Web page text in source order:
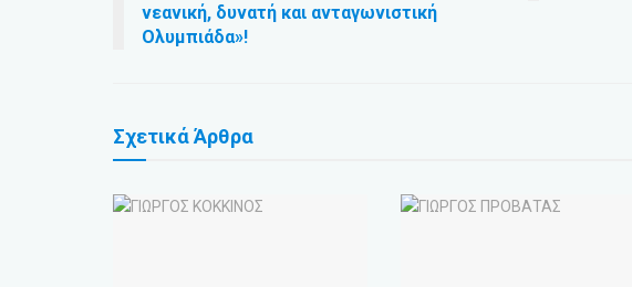
νεανική, δυνατή και ανταγωνιστική
Ολυμπιάδα»!
ΣχετικάΆρθρα